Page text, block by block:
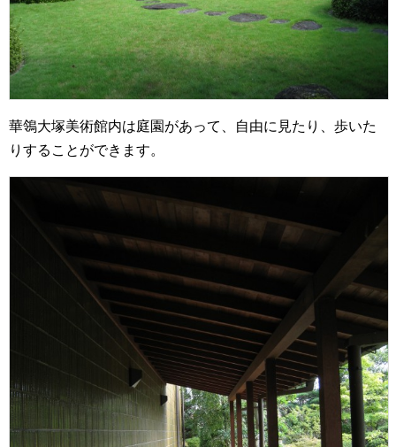
華鴒大塚美術館内は庭園があって、自由に見たり、歩いた
りすることができます。